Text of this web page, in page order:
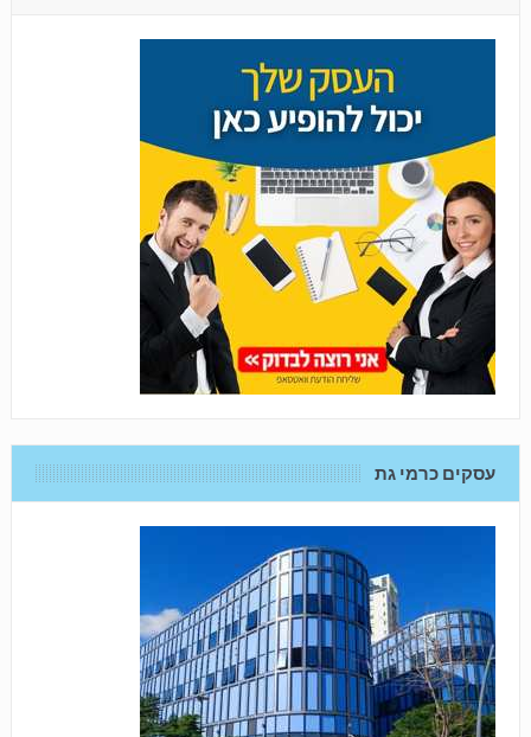
עסקים כרמי גת